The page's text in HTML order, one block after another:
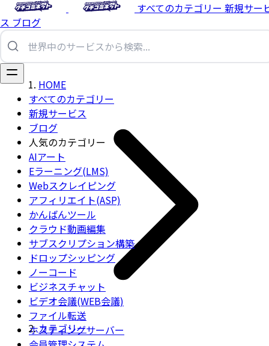
すべてのカテゴリー 新規サー
ス ブログ
すべてのカテゴリー
新規サービス
ブログ
人気のカテゴリー
AIアート
Eラーニング(LMS)
Webスクレイピング
アフィリエイト(ASP)
かんばんツール
クラウド動画編集
サブスクリプション構築
ドロップシッピング
ノーコード
ビジネスチャット
ビデオ会議(WEB会議)
ファイル転送
ホスティングサーバー
HOME
カテゴリー